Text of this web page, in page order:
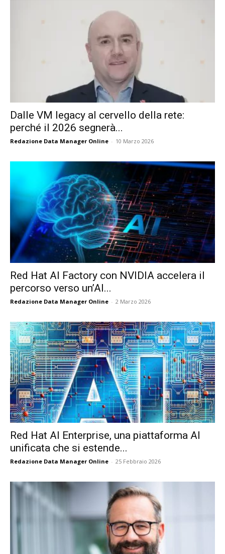
Dalle VM legacy al cervello della rete:
perché il 2026 segnerà...
Redazione Data Manager Online - 10 Marzo 2026
Red Hat AI Factory con NVIDIA accelera il
percorso verso un’AI...
Redazione Data Manager Online - 2 Marzo 2026
Red Hat AI Enterprise, una piattaforma AI
unificata che si estende...
Redazione Data Manager Online - 25 Febbraio 2026